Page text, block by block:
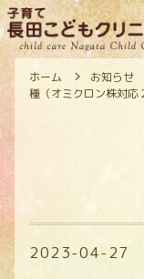
ホーム お知らせ
種（オミクロン株対応
2023-04-27